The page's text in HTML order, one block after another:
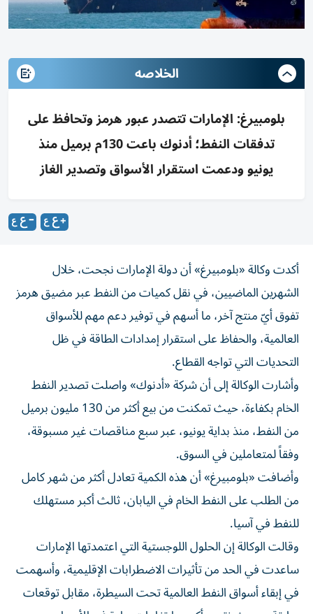
الخلاصه
بلومبيرغ: الإمارات تتصدر عبور هرمز وتحافظ على
تدفقات النفط؛ أدنوك باعت 130م برميل منذ
يونيو ودعمت استقرار الأسواق وتصدير الغاز
أكدت وكالة «بلومبيرغ» أن دولة الإمارات نجحت، خلال
الشهرين الماضيين، في نقل كميات من النفط عبر مضيق هرمز
تفوق أيّ منتج آخر، ما أسهم في توفير دعم مهم للأسواق
العالمية، والحفاظ على استقرار إمدادات الطاقة في ظل
التحديات التي تواجه القطاع.
وأشارت الوكالة إلى أن شركة «أدنوك» واصلت تصدير النفط
الخام بكفاءة، حيث تمكنت من بيع أكثر من 130 مليون برميل
من النفط، منذ بداية يونيو، عبر سبع مناقصات غير مسبوقة،
وفقاً لمتعاملين في السوق.
وأضافت «بلومبيرغ» أن هذه الكمية تعادل أكثر من شهر كامل
من الطلب على النفط الخام في اليابان، ثالث أكبر مستهلك
للنفط في آسيا.
وقالت الوكالة إن الحلول اللوجستية التي اعتمدتها الإمارات
ساعدت في الحد من تأثيرات الاضطرابات الإقليمية، وأسهمت
في إبقاء أسواق النفط العالمية تحت السيطرة، مقابل توقعات